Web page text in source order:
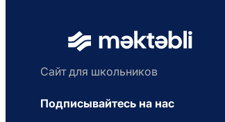
Сайт для школьников
Подписывайтесь на нас